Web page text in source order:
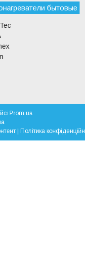
бытовые
Prom.ua
| Політика